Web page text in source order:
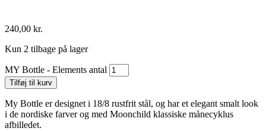
240,00 kr.
Kun 2 tilbage på lager
MY Bottle - Elements antal
Tilføj til kurv
My Bottle er designet i 18/8 rustfrit stål, og har et elegant smalt look
i de nordiske farver og med Moonchild klassiske månecyklus
afbilledet.